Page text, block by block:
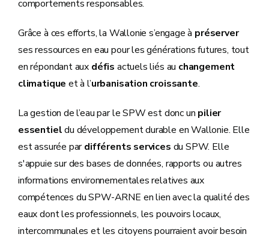
comportements responsables.
Grâce à ces efforts, la Wallonie s’engage à préserver
ses ressources en eau pour les générations futures, tout
en répondant aux défis actuels liés au changement
climatique et à l’urbanisation croissante.
La gestion de l’eau par le SPW est donc un pilier
essentieldu développement durable en Wallonie. Elle
est assurée pardifférents services du SPW. Elle
s'appuie sur des bases de données, rapports ou autres
informations environnementales relatives aux
compétences du SPW-ARNE en lien avec la qualité des
eaux dont les professionnels, les pouvoirs locaux,
intercommunales et les citoyens pourraient avoir besoin